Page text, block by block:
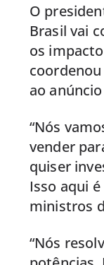
O
Brasil vai
os
ao
“Nós
vender
quiser
Isso aqui
ministros
“Nós